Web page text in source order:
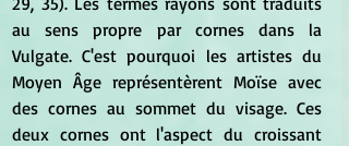
au sens propre par cornes dans la
Vulgate. C'est pourquoi les artistes du
Moyen Âge représentèrent Moïse avec
des cornes au sommet du visage. Ces
deux cornes ont l'aspect du croissant